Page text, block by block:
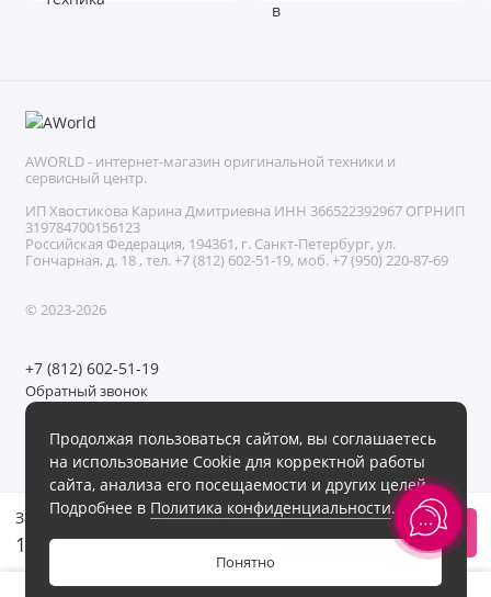
0
Защитное стекло для iPhone 13/13 Pro
1 000р.
Продолжая пользоваться сайтом, вы соглашаетесь
на использование Cookie для корректной работы
сайта, анализа его посещаемости и других целей.
Подробнее в Политика конфиденциальности.
Понятно
AWORLD - интернет-магазин оригинальной техники и
сервисный центр.
ИП Хвостикова Карина Дмитриевна ИНН 366522392967 ОГРНИП
319784700156123
Российская Федерация, 194361, г. Санкт-Петербург, ул.
Гончарная, д. 18 , тел. +7 (812) 602-51-19, моб. +7 (950) 220-87-69
© 2023-2026
+7 (812) 602-51-19
Обратный звонок
Мы в сети